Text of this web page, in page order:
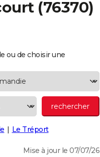
(76370)
ou de choisir une
Le Tréport
Mise à jour le 07/07/26